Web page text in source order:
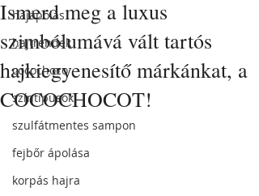
hajápolás
hajtrendek
cocochoco
színtípusok
szulfátmentes sampon
fejbőr ápolása
korpás hajra
Ismerd meg a luxus
szimbólumává vált tartós
hajkiegyenesítő márkánkat, a
COCOCHOCOT!